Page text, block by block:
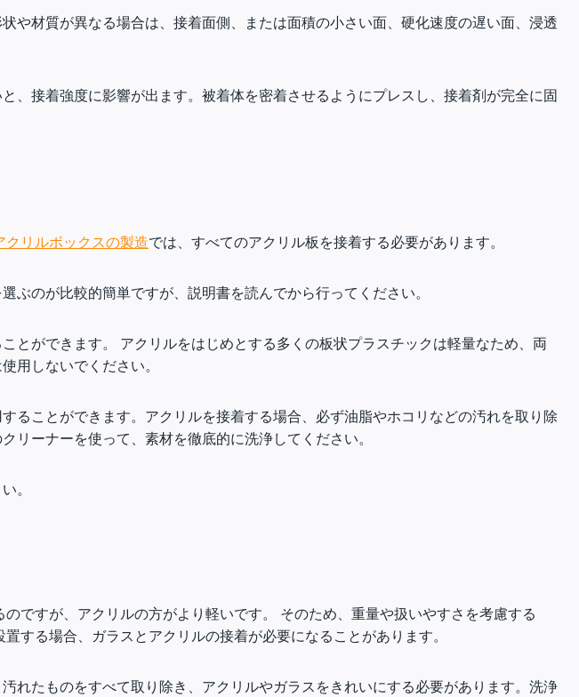
材質が異なる場合は、接着面側、または面積の小さい面、硬化速度の遅い面、浸透
接着強度に影響が出ます。被着体を密着させるようにプレスし、接着剤が完全に固
クリルボックスの製造では、すべてのアクリル板を接着する必要があります。
のが比較的簡単ですが、説明書を読んでから行ってください。
ができます。 アクリルをはじめとする多くの板状プラスチックは軽量なため、両
用しないでください。
ることができます。アクリルを接着する場合、必ず油脂やホコリなどの汚れを取り除
ーナーを使って、素材を徹底的に洗浄してください。
。
ですが、アクリルの方がより軽いです。 そのため、重量や扱いやすさを考慮する
する場合、ガラスとアクリルの接着が必要になることがあります。
れたものをすべて取り除き、アクリルやガラスをきれいにする必要があります。洗浄